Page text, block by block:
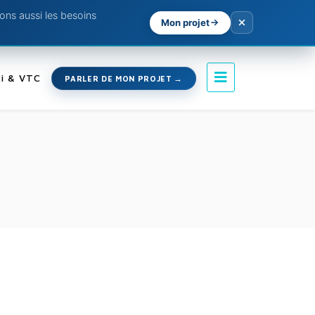
aussi les besoins
Mon projet
& VTC PARLER DE MON PROJET